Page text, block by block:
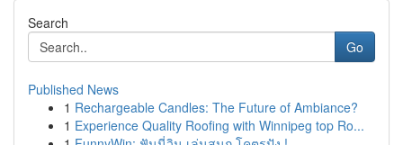
Search
Go
Published News
1 Rechargeable Candles: The Future of Ambiance?
1 Experience Quality Roofing with Winnipeg top Ro...